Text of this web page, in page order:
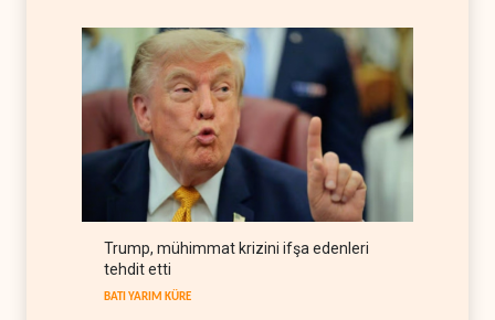
Trump, mühimmat krizini ifşa edenleri
tehdit etti
BATI YARIM KÜRE